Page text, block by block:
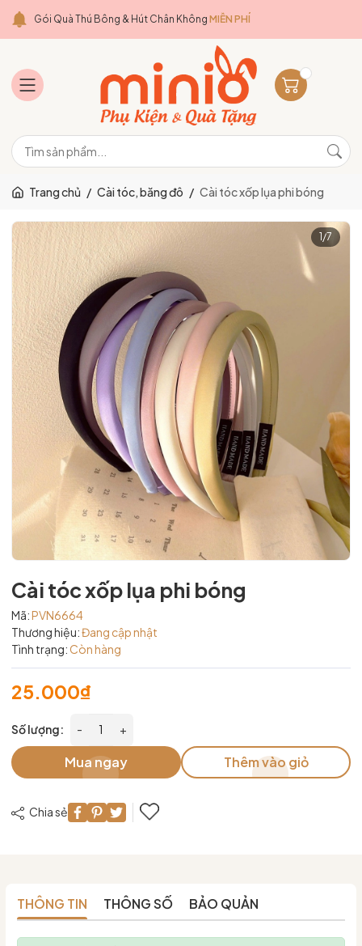
Gói Quà Thú Bông & Hút Chân Không MIỄN PHÍ
Trang chủ / Cài tóc, băng đô / Cài tóc xốp lụa phi bóng
1 /7
Cài tóc xốp lụa phi bóng
Mã:PVN6664
Thương hiệu:Đang cập nhật
Tình trạng:Còn hàng
25.000₫
Số lượng: - +
Mua ngay Thêm vào giỏ
Chia sẻ
THÔNG TIN THÔNG SỐ BẢO QUẢN